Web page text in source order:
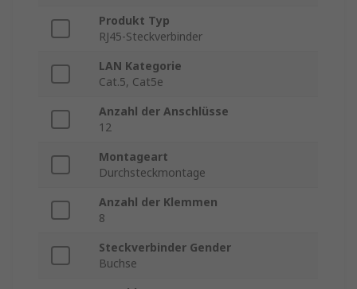
Produkt Typ
RJ45-Steckverbinder
LAN Kategorie
Cat.5, Cat5e
Anzahl der Anschlüsse
12
Montageart
Durchsteckmontage
Anzahl der Klemmen
8
Steckverbinder Gender
Buchse